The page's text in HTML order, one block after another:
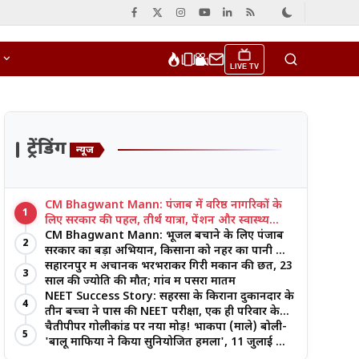
LIVE TV
ट्रेंडिंग न्यूज
1
CM Bhagwant Mann: पंजाब में वरिष्ठ नागरिकों के
लिए सरकार की पहल, तीर्थ यात्रा, पेंशन और स्वास्थ्य
सुविधाओं पर जोर
2
CM Bhagwant Mann: भूजल बचाने के लिए पंजाब
सरकार का बड़ा अभियान, किसानों को नहर का पानी और
आधुनिक खेती का मिल रहा लाभ
3
सहारनपुर में अचानक भरभराकर गिरी मकान की छत, 23
साल की ज्योति की मौत; गांव में पसरा मातम
4
NEET Success Story: सहरसा के किराना दुकानदार के
तीन बच्चों ने पास की NEET परीक्षा, एक ही परिवार के
तीन भाई-बहनों ने रचा इतिहास
5
चैतीपीपर गोलीकांड पर नया मोड़! भाकपा (माले) बोली-
'बालू माफिया ने किया सुनियोजित हमला', 11 जुलाई को